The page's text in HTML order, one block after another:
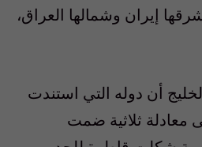
إيران وشمالها العراق،
أن دوله التي استندت
معادلة ثلاثية ضمت